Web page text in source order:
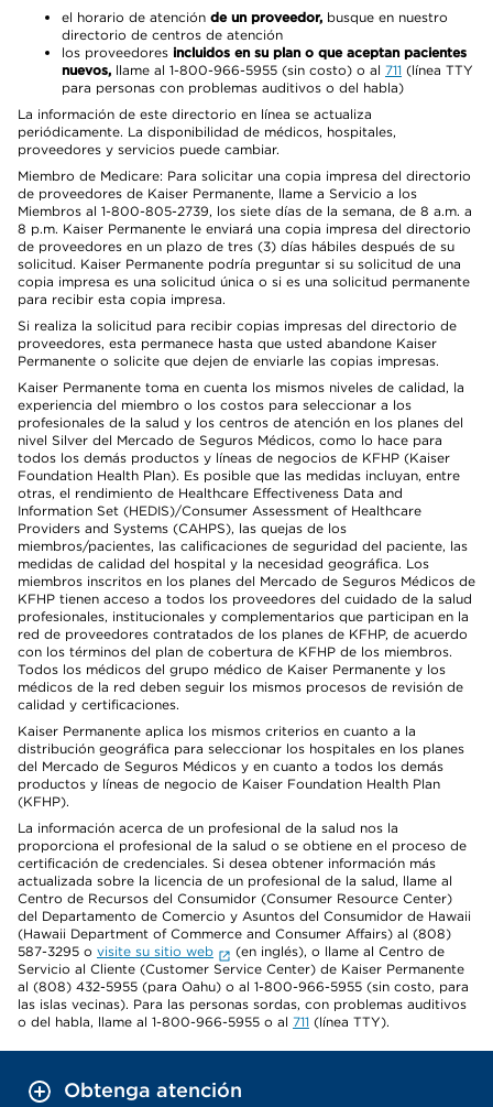
el horario de atención de un proveedor, busque en nuestro
directorio de centros de atención
los proveedores incluidos en su plan o que aceptan pacientes
nuevos, llame al 1-800-966-5955 (sin costo) o al 711 (línea TTY
para personas con problemas auditivos o del habla)
La información de este directorio en línea se actualiza
periódicamente. La disponibilidad de médicos, hospitales,
proveedores y servicios puede cambiar.
Miembro de Medicare: Para solicitar una copia impresa del directorio
de proveedores de Kaiser Permanente, llame a Servicio a los
Miembros al 1-800-805-2739, los siete días de la semana, de 8 a.m. a
8 p.m. Kaiser Permanente le enviará una copia impresa del directorio
de proveedores en un plazo de tres (3) días hábiles después de su
solicitud. Kaiser Permanente podría preguntar si su solicitud de una
copia impresa es una solicitud única o si es una solicitud permanente
para recibir esta copia impresa.
Si realiza la solicitud para recibir copias impresas del directorio de
proveedores, esta permanece hasta que usted abandone Kaiser
Permanente o solicite que dejen de enviarle las copias impresas.
Kaiser Permanente toma en cuenta los mismos niveles de calidad, la
experiencia del miembro o los costos para seleccionar a los
profesionales de la salud y los centros de atención en los planes del
nivel Silver del Mercado de Seguros Médicos, como lo hace para
todos los demás productos y líneas de negocios de KFHP (Kaiser
Foundation Health Plan). Es posible que las medidas incluyan, entre
otras, el rendimiento de Healthcare Effectiveness Data and
Information Set (HEDIS)/Consumer Assessment of Healthcare
Providers and Systems (CAHPS), las quejas de los
miembros/pacientes, las calificaciones de seguridad del paciente, las
medidas de calidad del hospital y la necesidad geográfica. Los
miembros inscritos en los planes del Mercado de Seguros Médicos de
KFHP tienen acceso a todos los proveedores del cuidado de la salud
profesionales, institucionales y complementarios que participan en la
red de proveedores contratados de los planes de KFHP, de acuerdo
con los términos del plan de cobertura de KFHP de los miembros.
Todos los médicos del grupo médico de Kaiser Permanente y los
médicos de la red deben seguir los mismos procesos de revisión de
calidad y certificaciones.
Kaiser Permanente aplica los mismos criterios en cuanto a la
distribución geográfica para seleccionar los hospitales en los planes
del Mercado de Seguros Médicos y en cuanto a todos los demás
productos y líneas de negocio de Kaiser Foundation Health Plan
(KFHP).
La información acerca de un profesional de la salud nos la
proporciona el profesional de la salud o se obtiene en el proceso de
certificación de credenciales. Si desea obtener información más
actualizada sobre la licencia de un profesional de la salud, llame al
Centro de Recursos del Consumidor (Consumer Resource Center)
del Departamento de Comercio y Asuntos del Consumidor de Hawaii
(Hawaii Department of Commerce and Consumer Affairs) al (808)
587-3295 o visite su sitio web
(en inglés), o llame al Centro de
Servicio al Cliente (Customer Service Center) de Kaiser Permanente
al (808) 432-5955 (para Oahu) o al 1-800-966-5955 (sin costo, para
las islas vecinas). Para las personas sordas, con problemas auditivos
o del habla, llame al 1-800-966-5955 o al 711 (línea TTY).
Obtenga atención